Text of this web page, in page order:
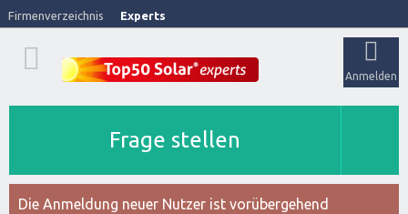
Firmenverzeichnis Experts
Anmelden
Frage stellen
Die Anmeldung neuer Nutzer ist vorübergehend